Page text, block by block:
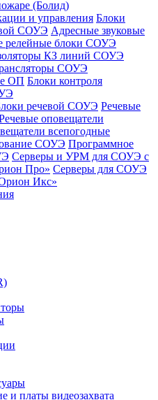
(Болид)
и управления Блоки
СОУЭ Адресные звуковые
релейные блоки СОУЭ
КЗ линий СОУЭ
СОУЭ
ОП Блоки контроля
речевой СОУЭ Речевые
оповещатели
всепогодные
СОУЭ Программное
Серверы и УРМ для СОУЭ с
Про» Серверы для СОУЭ
Икс»
и платы видеозахвата